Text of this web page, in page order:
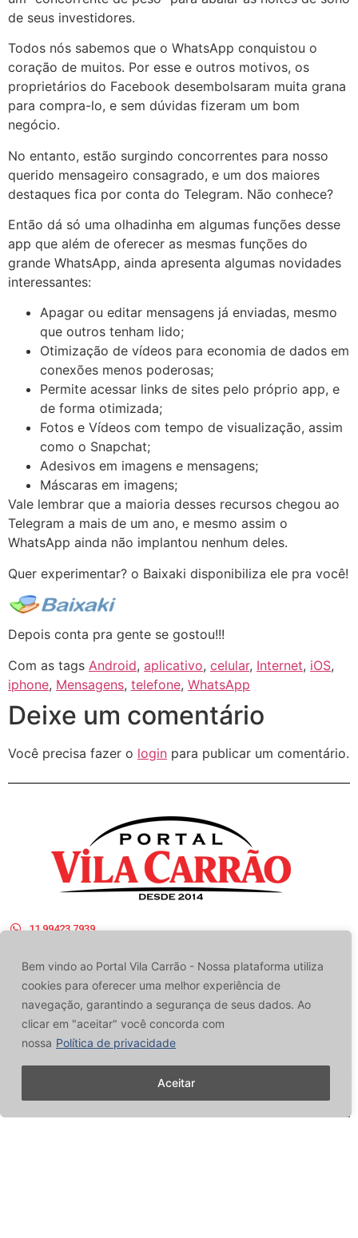
Bem vindo ao Portal Vila Carrão - Nossa plataforma utiliza
cookies para oferecer uma melhor experiência de
navegação, garantindo a segurança de seus dados. Ao
clicar em "aceitar" você concorda com
nossa Política de privacidade
Aceitar
de seus investidores.
Todos nós sabemos que o WhatsApp conquistou o
coração de muitos. Por esse e outros motivos, os
proprietários do Facebook desembolsaram muita grana
para compra-lo, e sem dúvidas fizeram um bom
negócio.
No entanto, estão surgindo concorrentes para nosso
querido mensageiro consagrado, e um dos maiores
destaques fica por conta do Telegram. Não conhece?
Então dá só uma olhadinha em algumas funções desse
app que além de oferecer as mesmas funções do
grande WhatsApp, ainda apresenta algumas novidades
interessantes:
Apagar ou editar mensagens já enviadas, mesmo
que outros tenham lido;
Otimização de vídeos para economia de dados em
conexões menos poderosas;
Permite acessar links de sites pelo próprio app, e
de forma otimizada;
Fotos e Vídeos com tempo de visualização, assim
como o Snapchat;
Adesivos em imagens e mensagens;
Máscaras em imagens;
Vale lembrar que a maioria desses recursos chegou ao
Telegram a mais de um ano, e mesmo assim o
WhatsApp ainda não implantou nenhum deles.
Quer experimentar? o Baixaki disponibiliza ele pra você!
Depois conta pra gente se gostou!!!
Com as tags Android, aplicativo, celular, Internet, iOS,
iphone, Mensagens, telefone, WhatsApp
Deixe um comentário
Você precisa fazer o login para publicar um comentário.
11 99423 7939
PARA SEU NEGÓCIO
FIQUE POR DENTRO